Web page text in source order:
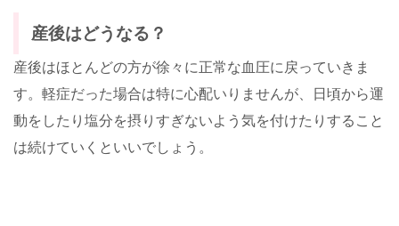
産後はどうなる？
産後はほとんどの方が徐々に正常な血圧に戻っていきま
す。軽症だった場合は特に心配いりませんが、日頃から運
動をしたり塩分を摂りすぎないよう気を付けたりすること
は続けていくといいでしょう。